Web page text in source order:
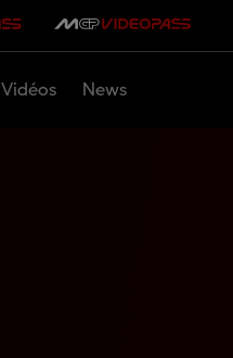
Vidéos News